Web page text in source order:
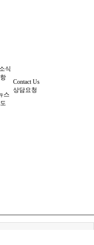
식
스
Contact Us
상담요청